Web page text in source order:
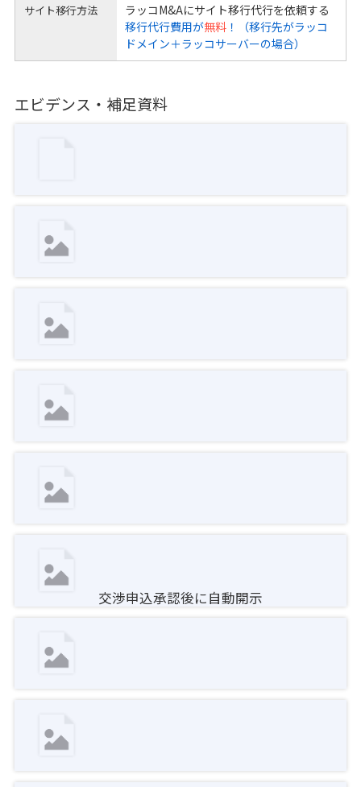
サイト移行方法
ラッコM&Aにサイト移行代行を依頼する
移行代行費用が無料！（移行先がラッコ
ドメイン＋ラッコサーバーの場合）
エビデンス・補足資料
交渉申込承認後に自動開示